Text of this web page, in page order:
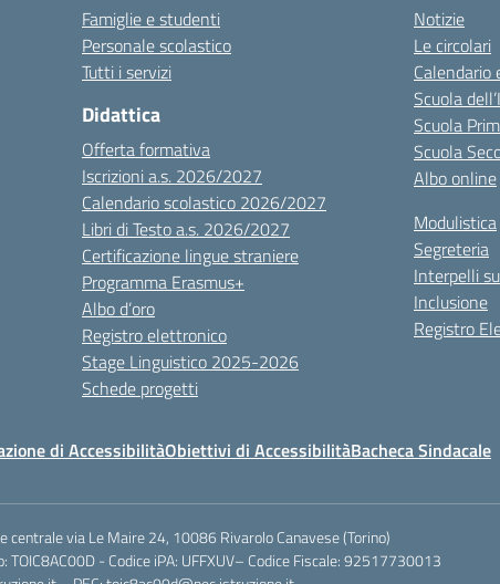
Famiglie e studenti
Personale scolastico
Tutti i servizi
Didattica
Offerta formativa
Iscrizioni a.s. 2026/2027
Calendario scolastico 2026/2027
Libri di Testo a.s. 2026/2027
Certificazione lingue straniere
Programma Erasmus+
Albo d’oro
Registro elettronico
Stage Linguistico 2025-2026
Schede progetti
Notizie
Le circolari
Calendario
Scuola
Scuola
Scuola
Albo online
Modulistica
Segreteria
Interpelli
Inclusione
Registro
di AccessibilitàObiettivi di AccessibilitàBacheca Sindacale
centrale via Le Maire 24, 10086 Rivarolo Canavese (Torino)
- Codice iPA: UFFXUV– Codice Fiscale: 92517730013